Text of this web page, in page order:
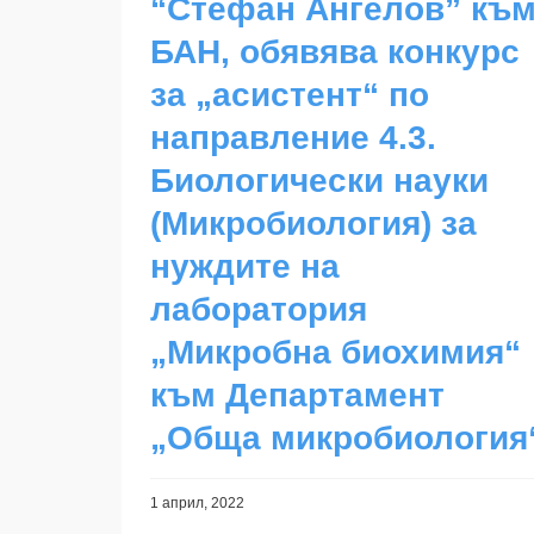
“Стефан Ангелов”
БАН, обявява конкурс
за „асистент“ по
направление 4.3.
Биологически науки
(Микробиология) за
нуждите на
лаборатория
„Микробна биохимия“
към Департамент
„Обща
1 април, 2022